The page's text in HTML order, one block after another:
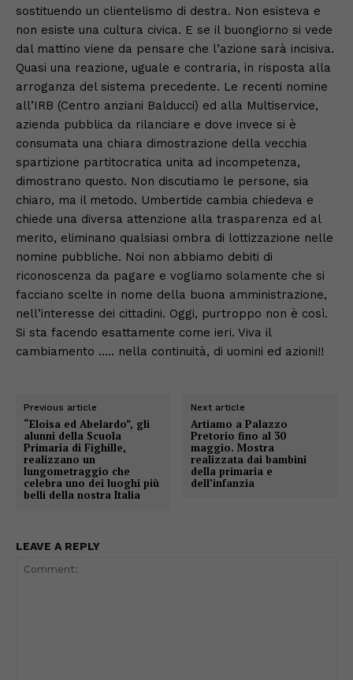
sostituendo un clientelismo di destra. Non esisteva e
non esiste una cultura civica. E se il buongiorno si vede
dal mattino viene da pensare che l’azione sarà incisiva.
Quasi una reazione, uguale e contraria, in risposta alla
arroganza del sistema precedente. Le recenti nomine
all’IRB (Centro anziani Balducci) ed alla Multiservice,
azienda pubblica da rilanciare e dove invece si è
consumata una chiara dimostrazione della vecchia
spartizione partitocratica unita ad incompetenza,
dimostrano questo. Non discutiamo le persone, sia
chiaro, ma il metodo. Umbertide cambia chiedeva e
chiede una diversa attenzione alla trasparenza ed al
merito, eliminano qualsiasi ombra di lottizzazione nelle
nomine pubbliche. Noi non abbiamo debiti di
riconoscenza da pagare e vogliamo solamente che si
facciano scelte in nome della buona amministrazione,
nell’interesse dei cittadini. Oggi, purtroppo non è così.
Si sta facendo esattamente come ieri. Viva il
cambiamento ….. nella continuità, di uomini ed azioni!!
Previous article
“Eloisa ed Abelardo”, gli
alunni della Scuola
Primaria di Fighille,
realizzano un
lungometraggio che
celebra uno dei luoghi più
belli della nostra Italia
Next article
Artiamo a Palazzo
Pretorio fino al 30
maggio. Mostra
realizzata dai bambini
della primaria e
dell’infanzia
LEAVE A REPLY